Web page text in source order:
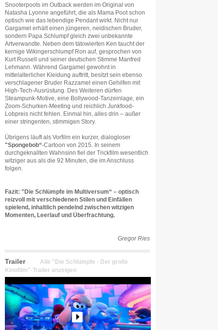
Snooterpoots im Outback werden im Original von
Natasha Lyonne angeführt, die als Mama Poot schon
optisch wie das lebendige Pendant wirkt. Nicht nur
Gargamel erhält einen jüngeren, neidischen Bruder,
sondern Papa Schlumpf gleich zwei unbekannte
Artverwandte. Neben dem tätowierten Ken taucht der
kernige Wikingerschlumpf Ron auf, gesprochen von
Kurt Russell und seiner deutschen Stimme Manfred
Lehmann. Während Gargamel gewohnt in
mittelalterlicher Kleidung auftritt, besitzt sein ebenso
verschlagener Bruder Razzamel einen Gehilfen mit
High-Tech-Ausrüstung. Des Weiteren dürfen
Steampunk-Motive, eine Bollywood-Tanzeinlage, ein
Zoom-Schurken-Meeting und reichlich Junkfood-
Lobpreis nicht fehlen. Einmal hin, alles drin – außer
einer stringenten, stimmigen Story.
Übrigens läuft als Vorfilm ein kurzer, dialogloser
"Spongebob“-Cartoon von 2015. In seinem
durchgeknallten Wahnsinn fiel der Trickfilm wesentlich
witziger aus als die 92 Minuten, die im Anschluss
folgen.
Fazit: "Die Schlümpfe im Multiversum“ – optisch
reizvoll mit verschiedenen Stilen und Einfällen
spielend, inhaltlich pendelnd zwischen witzigen
Momenten, Leerlauf und Überfrachtung.
Gregor Ries
Trailer
Alle "Die Schlümpfe - Der große
Kinofilm"-Trailer anzeigen